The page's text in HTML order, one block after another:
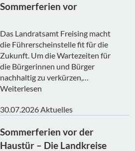
Sommerferien vor
Das Landratsamt Freising macht
die Führerscheinstelle fit für die
Zukunft. Um die Wartezeiten für
die Bürgerinnen und Bürger
nachhaltig zu verkürzen,…
Weiterlesen
30.07.2026Aktuelles
Sommerferien vor der
Haustür – Die Landkreise